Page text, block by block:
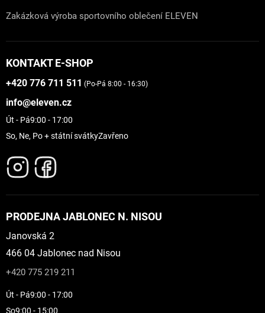
Zakázková výroba sportovního oblečení ELEVEN
KONTAKT E-SHOP
+420 776 711 511 (Po-Pá 8:00 - 16:30)
info@eleven.cz
Út - Pá9:00 - 17:00
So, Ne, Po + státní svátkyZavřeno
PRODEJNA JABLONEC N. NISOU
Janovská 2
466 04 Jablonec nad Nisou
+420 775 219 211
Út - Pá9:00 - 17:00
So9:00 - 15:00